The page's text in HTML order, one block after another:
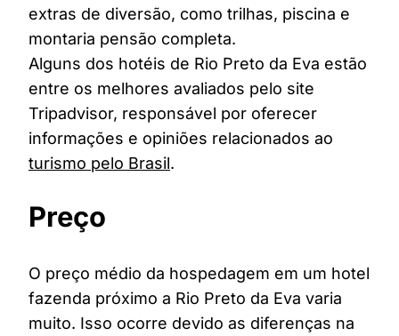
extras de diversão, como trilhas, piscina e
montaria pensão completa.
Alguns dos hotéis de Rio Preto da Eva estão
entre os melhores avaliados pelo site
Tripadvisor, responsável por oferecer
informações e opiniões relacionados ao
turismo pelo Brasil.
Preço
O preço médio da hospedagem em um hotel
fazenda próximo a Rio Preto da Eva varia
muito. Isso ocorre devido as diferenças na